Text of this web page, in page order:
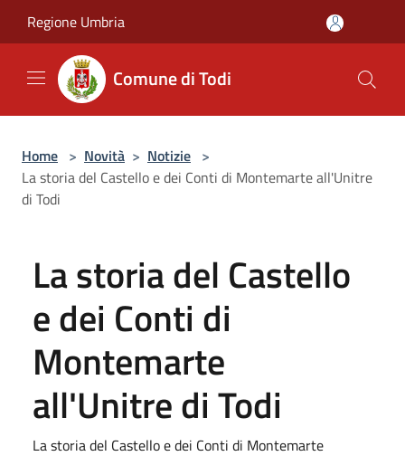
Regione Umbria
Comune di Todi
Home > Novità > Notizie >
La storia del Castello e dei Conti di Montemarte all'Unitre
di Todi
La storia del Castello
e dei Conti di
Montemarte
all'Unitre di Todi
La storia del Castello e dei Conti di Montemarte